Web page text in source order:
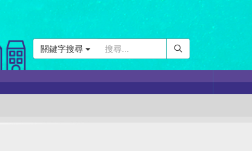
關鍵字搜尋